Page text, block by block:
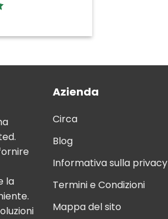
la
Azienda
Circa
Blog
Informativa sulla privacy
Termini e Condizioni
Mappa del sito